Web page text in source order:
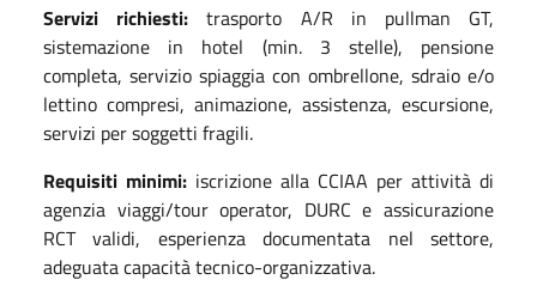
Servizi richiesti: trasporto A/R in pullman GT,
sistemazione in hotel (min. 3 stelle), pensione
completa, servizio spiaggia con ombrellone, sdraio e/o
lettino compresi, animazione, assistenza, escursione,
servizi per soggetti fragili.
Requisiti minimi: iscrizione alla CCIAA per attività di
agenzia viaggi/tour operator, DURC e assicurazione
RCT validi, esperienza documentata nel settore,
adeguata capacità tecnico-organizzativa.